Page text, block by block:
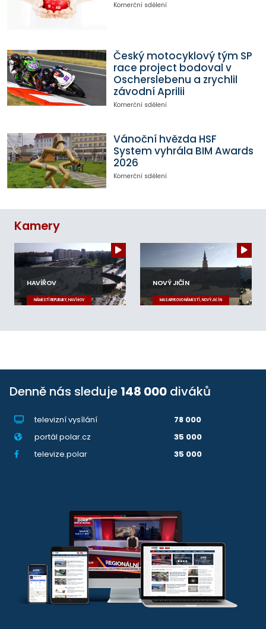
Komerční sdělení
Český motocyklový tým SP
race project bodoval v
Oscherslebenu a zrychlil
závodní Aprilii
Komerční sdělení
Vánoční hvězda HSF
System vyhrála BIM Awards
2026
Komerční sdělení
Kamery
HAVÍŘOV
NÁMĚSTÍ REPUBLIKY, HAVÍŘOV
NOVÝ JIČÍN
MASARYKOVO NÁMĚSTÍ, NOVÝ JIČÍN
Denně nás sleduje 148 000 diváků
televizní vysílání
78 000
portál polar.cz
35 000
televize.polar
35 000